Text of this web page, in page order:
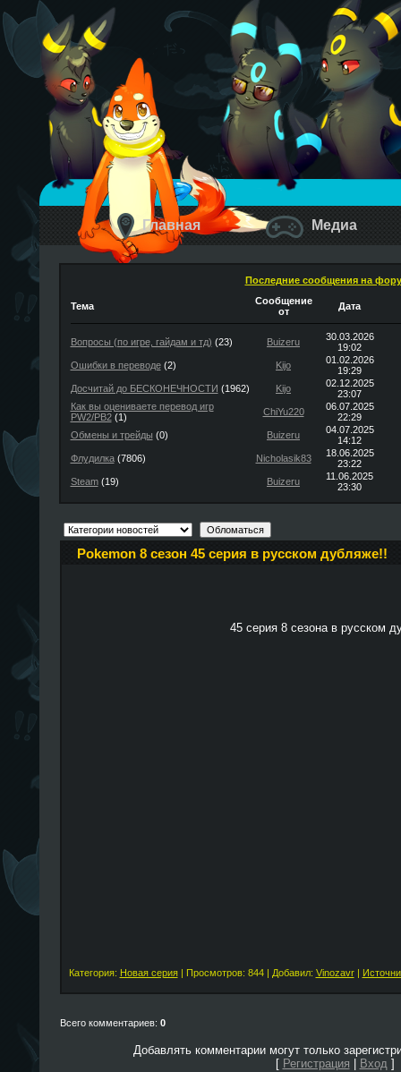
Главная Медиа
Последние сообщения на
Тема
Сообщение
от
Дата
Вопросы (по игре, гайдам и тд) (23) Buizeru
30.03.2026
19:02
Ошибки в переводе(2) Kijo
01.02.2026
19:29
Досчитай до БЕСКОНЕЧНОСТИ (1962) Kijo
02.12.2025
23:07
Как вы оцениваете перевод игр
PW2/PB2(1) ChiYu220
06.07.2025
22:29
Обмены и трейды (0) Buizeru
04.07.2025
14:12
Флудилка(7806) Nicholasik83
18.06.2025
23:22
Steam(19) Buizeru
11.06.2025
23:30
Pokemon 8 сезон 45 серия в русском дубляже!!
45 серия 8 сезона в русском
Категория: Новая серия| Просмотров: 844 | Добавил: Vinozavr|
Всего комментариев: 0
Добавлять комментарии могут только
[ Регистрация | Вход ]